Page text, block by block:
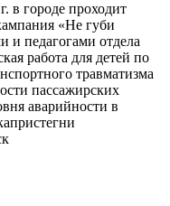
в городе проходит
«Не губи
педагогами отдела
работа для детей по
травматизма
пассажирских
аварийности в